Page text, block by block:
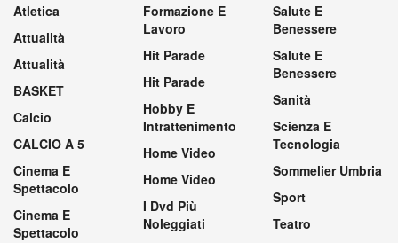
Atletica
Attualità
Attualità
BASKET
Calcio
CALCIO A 5
Cinema E
Spettacolo
Cinema E
Spettacolo
Formazione E
Lavoro
Hit Parade
Hit Parade
Hobby E
Intrattenimento
Home Video
Home Video
I Dvd Più
Noleggiati
Salute E
Benessere
Salute E
Benessere
Sanità
Scienza E
Tecnologia
Sommelier Umbria
Sport
Teatro